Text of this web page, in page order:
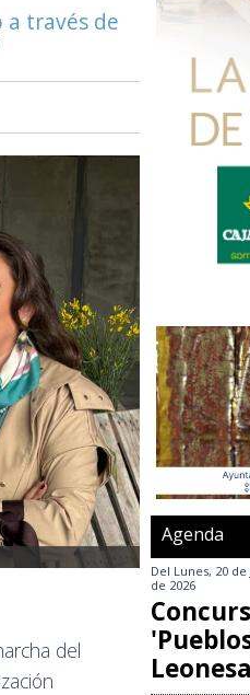
través de
del
Agenda
Del Lunes, 20
de 2026